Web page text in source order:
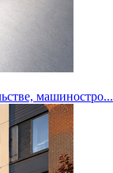
машиностро...